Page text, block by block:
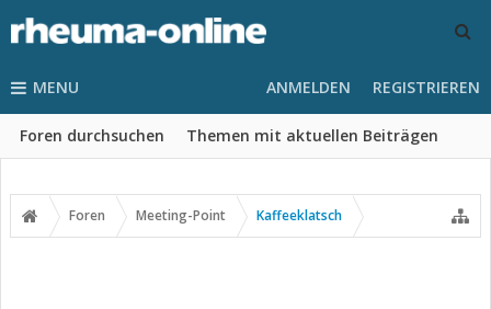
MENU
Foren durchsuchen Themen mit aktuellen Beiträgen
ANMELDEN REGISTRIEREN
Foren Meeting-Point Kaffeeklatsch